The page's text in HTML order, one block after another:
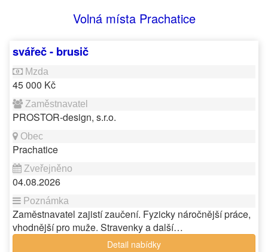
Volná místa Prachatice
svářeč - brusič
45 000 Kč
PROSTOR-design, s.r.o.
Prachatice
04.08.2026
Zaměstnavatel zajistí zaučení. Fyzicky náročnější práce,
vhodnější pro muže. Stravenky a další…
Detail nabídky